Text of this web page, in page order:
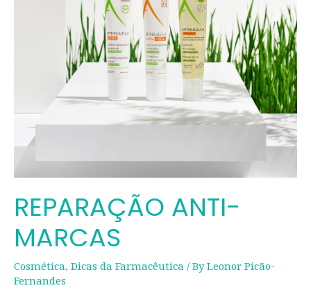
REPARAÇÃO ANTI-
MARCAS​
Cosmética, Dicas da Farmacêutica / ByLeonor Picão-
Fernandes